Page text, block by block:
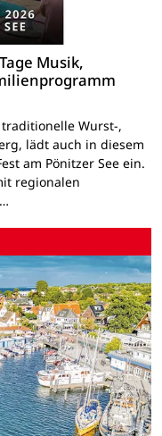
Musik,
traditionelle Wurst-,
lädt auch in diesem
am Pönitzer See ein.
regionalen